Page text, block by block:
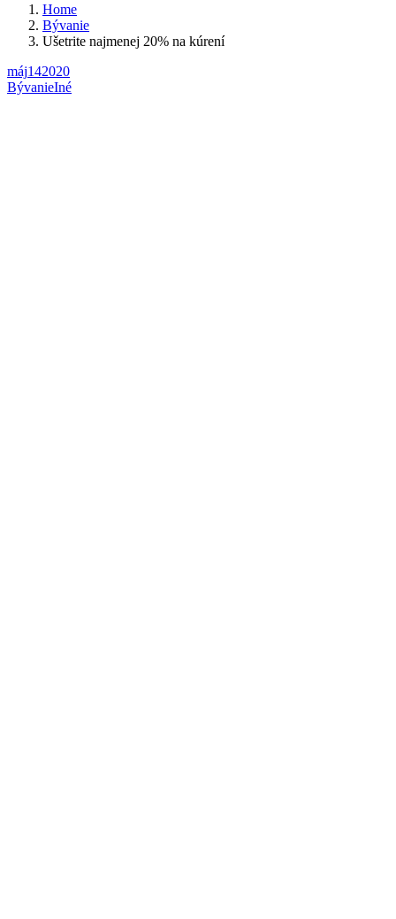
Home
Bývanie
Ušetrite najmenej 20% na kúrení
máj142020
BývanieIné